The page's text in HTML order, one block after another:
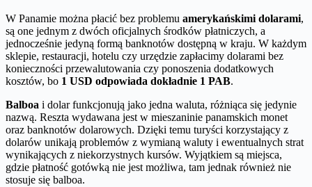
W Panamie można płacić bez problemu amerykańskimi dolarami,
są one jednym z dwóch oficjalnych środków płatniczych, a
jednocześnie jedyną formą banknotów dostępną w kraju. W każdym
sklepie, restauracji, hotelu czy urzędzie zapłacimy dolarami bez
konieczności przewalutowania czy ponoszenia dodatkowych
kosztów, bo 1 USD odpowiada dokładnie 1 PAB.
Balboa i dolar funkcjonują jako jedna waluta, różniąca się jedynie
nazwą. Reszta wydawana jest w mieszaninie panamskich monet
oraz banknotów dolarowych. Dzięki temu turyści korzystający z
dolarów unikają problemów z wymianą waluty i ewentualnych strat
wynikających z niekorzystnych kursów. Wyjątkiem są miejsca,
gdzie płatność gotówką nie jest możliwa, tam jednak również nie
stosuje się balboa.